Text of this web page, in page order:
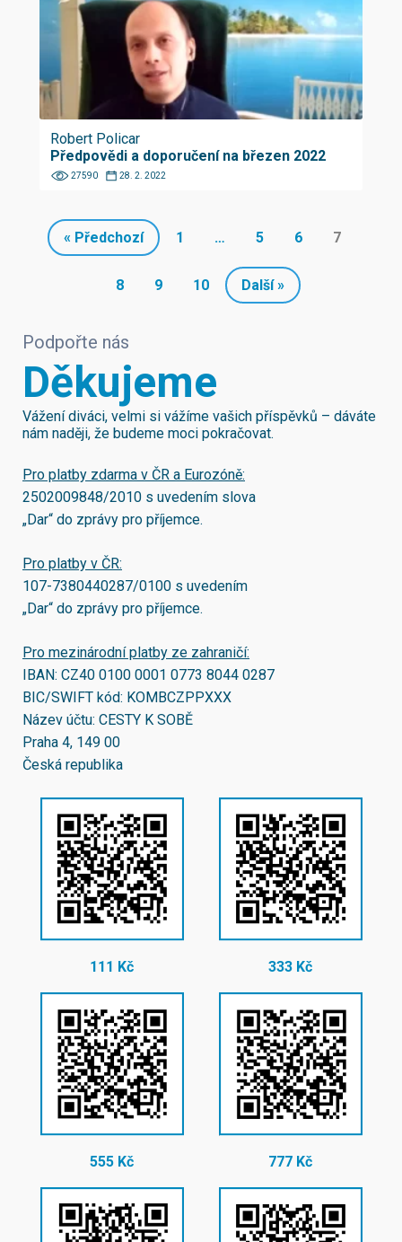
Robert Policar
Předpovědi a doporučení na březen 2022
27590 28. 2. 2022
« Předchozí 1 … 5 6 7
8 9 10 Další »
Podpořte nás
Děkujeme
Vážení diváci, velmi si vážíme vašich příspěvků – dáváte
nám naději, že budeme moci pokračovat.
Pro platby zdarma v ČR a Eurozóně:
2502009848/2010 s uvedením slova
„Dar“ do zprávy pro příjemce.
Pro platby v ČR:
107-7380440287/0100 s uvedením
„Dar“ do zprávy pro příjemce.
Pro mezinárodní platby ze zahraničí:
IBAN: CZ40 0100 0001 0773 8044 0287
BIC/SWIFT kód: KOMBCZPPXXX
Název účtu: CESTY K SOBĚ
Praha 4, 149 00
Česká republika
111 Kč 333 Kč
555 Kč 777 Kč